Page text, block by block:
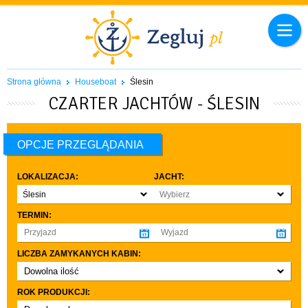
Strona główna Houseboat Ślesin
CZARTER JACHTÓW - ŚLESIN
OPCJE PRZEGLĄDANIA
LOKALIZACJA:
Ślesin
JACHT:
Wybierz
TERMIN:
LICZBA ZAMYKANYCH KABIN:
Dowolna ilość
co najmniej 1
co najmniej 2
ROK PRODUKCJI: